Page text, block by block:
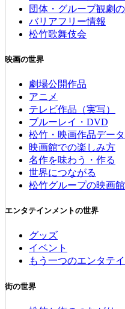
団体・グループ観劇
バリアフリー情報
松竹歌舞伎会
映画の世界
劇場公開作品
アニメ
テレビ作品（実写）
ブルーレイ・DVD
松竹・映画作品デー
映画館での楽しみ方
名作を味わう・作る
世界につながる
松竹グループの映画館
エンタテインメントの世界
グッズ
イベント
もう一つのエンタテ
街の世界